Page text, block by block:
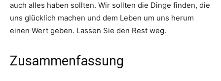
auch alles haben sollten. Wir sollten die Dinge finden, die
uns glücklich machen und dem Leben um uns herum
einen Wert geben. Lassen Sie den Rest weg.
Zusammenfassung